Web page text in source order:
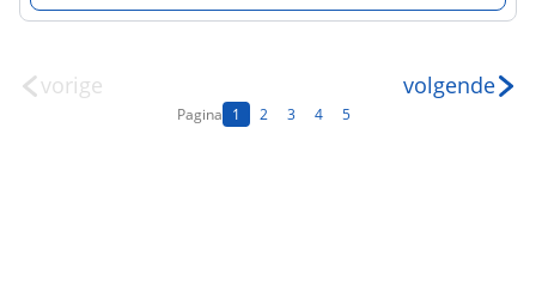
vorige
Pagina 1 2 3 4 5
volgende